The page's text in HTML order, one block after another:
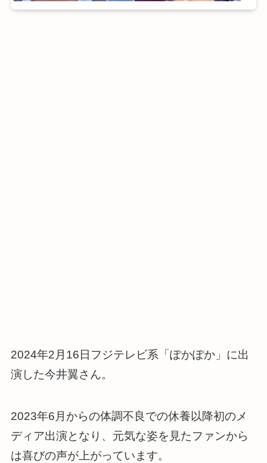
2024年2月16日フジテレビ系「ぽかぽか」に出
演した今井翼さん。
2023年6月からの体調不良での休養以降初のメ
ディア出演となり、元気な姿を見たファンから
は喜びの声が上がっています。